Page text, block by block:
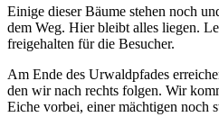
Einige dieser Bäume stehen noch
dem Weg. Hier bleibt alles liegen.
freigehalten für die Besucher.
Am Ende des Urwaldpfades
den wir nach rechts folgen. Wir
Eiche vorbei, einer mächtigen noch